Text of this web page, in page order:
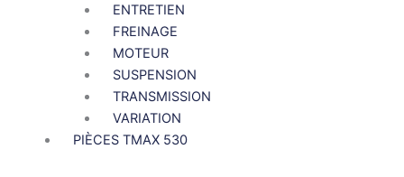
ENTRETIEN
FREINAGE
MOTEUR
SUSPENSION
TRANSMISSION
VARIATION
PIÈCES TMAX 530